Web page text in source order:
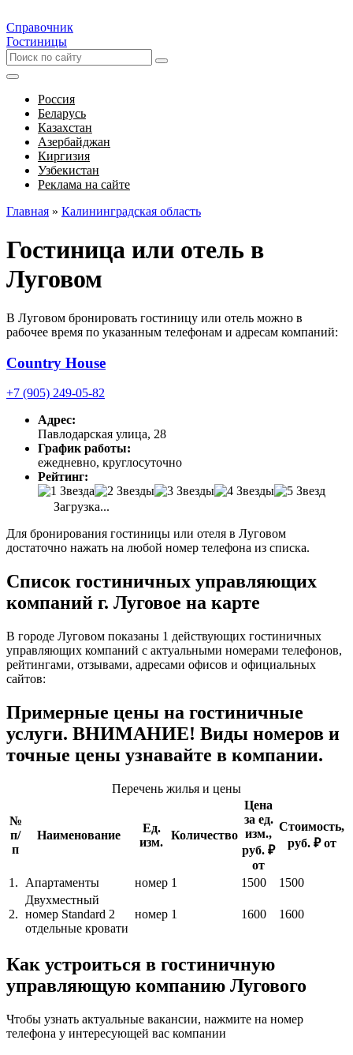
Справочник
Гостиницы
Россия
Беларусь
Казахстан
Азербайджан
Киргизия
Узбекистан
Реклама на сайте
Главная » Калининградская область
Гостиница или отель в
Луговом
В Луговом бронировать гостиницу или отель можно в
рабочее время по указанным телефонам и адресам компаний:
Country House
+7 (905) 249-05-82
Адрес:
Павлодарская улица, 28
График работы:
ежедневно, круглосуточно
Рейтинг:
Загрузка...
Для бронирования гостиницы или отеля в Луговом
достаточно нажать на любой номер телефона из списка.
Список гостиничных управляющих
компаний г. Луговое на карте
В городе Луговом показаны 1 действующих гостиничных
управляющих компаний с актуальными номерами телефонов,
рейтингами, отзывами, адресами офисов и официальных
сайтов:
Примерные цены на гостиничные
услуги. ВНИМАНИЕ! Виды номеров и
точные цены узнавайте в компании.
Перечень жилья и цены
№
п/
п
Наименование
Ед.
изм.
Количество
Цена
за ед.
изм.,
руб. ₽
от
Стоимость,
руб. ₽ от
1. Апартаменты номер 1 1500 1500
2.
Двухместный
номер Standard 2
отдельные кровати
номер 1 1600 1600
Как устроиться в гостиничную
управляющую компанию Лугового
Чтобы узнать актуальные вакансии, нажмите на номер
телефона у интересующей вас компании